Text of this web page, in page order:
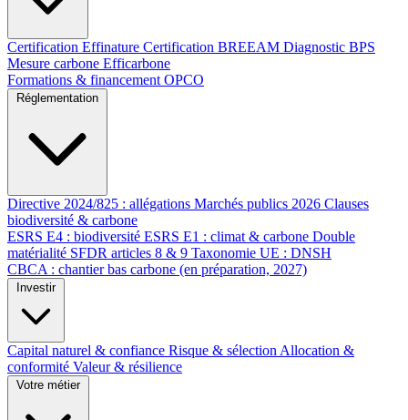
Certification Effinature Certification BREEAM Diagnostic BPS
Mesure carbone Efficarbone
Formations & financement OPCO
Réglementation
Directive 2024/825 : allégations Marchés publics 2026 Clauses
biodiversité & carbone
ESRS E4 : biodiversité ESRS E1 : climat & carbone Double
matérialité SFDR articles 8 & 9 Taxonomie UE : DNSH
CBCA : chantier bas carbone (en préparation, 2027)
Investir
Capital naturel & confiance Risque & sélection Allocation &
conformité Valeur & résilience
Votre métier